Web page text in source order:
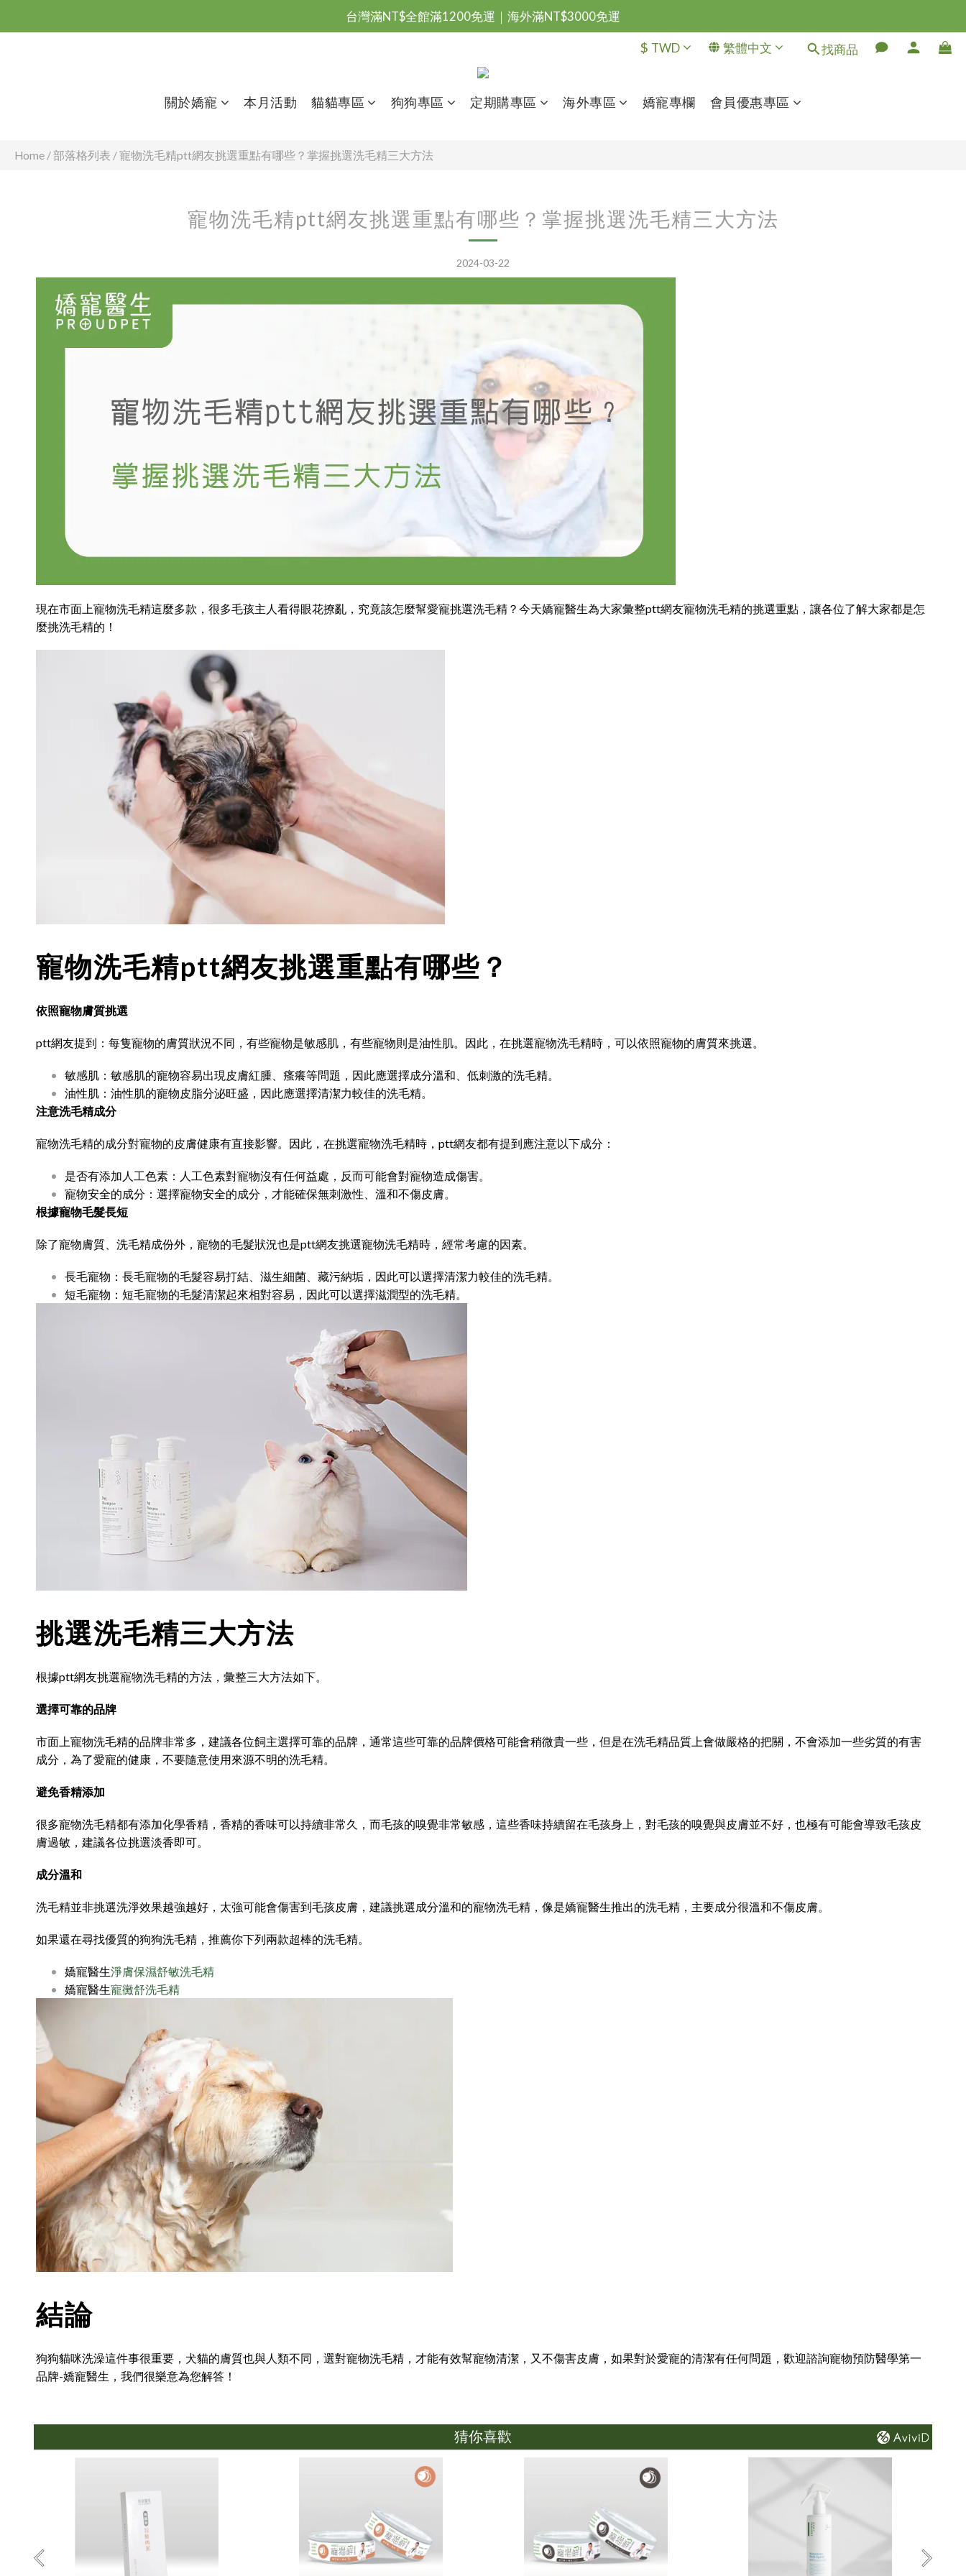
台灣滿NT$全館滿1200免運｜海外滿NT$3000免運
會員優惠專區由此進
$ TWD 繁體中文 找商品
關於嬌寵 本月活動 貓貓專區 狗狗專區 定期購專區 海外專區 嬌寵專欄 會員優惠專區
Home /部落格列表 /寵物洗毛精ptt網友挑選重點有哪些？掌握挑選洗毛精三大方法
寵物洗毛精ptt網友挑選重點有哪些？掌握挑選洗毛精三大方法
2024-03-22
現在市面上寵物洗毛精這麼多款，很多毛孩主人看得眼花撩亂，究竟該怎麼幫愛寵挑選洗毛精？今天嬌寵醫生為大家彙整ptt網友寵物洗毛精的挑選重點，讓各位了解大家都是怎
麼挑洗毛精的！
寵物洗毛精ptt網友挑選重點有哪些？
依照寵物膚質挑選
ptt網友提到：每隻寵物的膚質狀況不同，有些寵物是敏感肌，有些寵物則是油性肌。因此，在挑選寵物洗毛精時，可以依照寵物的膚質來挑選。
敏感肌：敏感肌的寵物容易出現皮膚紅腫、瘙癢等問題，因此應選擇成分溫和、低刺激的洗毛精。
油性肌：油性肌的寵物皮脂分泌旺盛，因此應選擇清潔力較佳的洗毛精。
注意洗毛精成分
寵物洗毛精的成分對寵物的皮膚健康有直接影響。因此，在挑選寵物洗毛精時，ptt網友都有提到應注意以下成分：
是否有添加人工色素：人工色素對寵物沒有任何益處，反而可能會對寵物造成傷害。
寵物安全的成分：選擇寵物安全的成分，才能確保無刺激性、溫和不傷皮膚。
根據寵物毛髮長短
除了寵物膚質、洗毛精成份外，寵物的毛髮狀況也是ptt網友挑選寵物洗毛精時，經常考慮的因素。
長毛寵物：長毛寵物的毛髮容易打結、滋生細菌、藏污納垢，因此可以選擇清潔力較佳的洗毛精。
短毛寵物：短毛寵物的毛髮清潔起來相對容易，因此可以選擇滋潤型的洗毛精。
挑選洗毛精三大方法
根據ptt網友挑選寵物洗毛精的方法，彙整三大方法如下。
選擇可靠的品牌
市面上寵物洗毛精的品牌非常多，建議各位飼主選擇可靠的品牌，通常這些可靠的品牌價格可能會稍微貴一些，但是在洗毛精品質上會做嚴格的把關，不會添加一些劣質的有害
成分，為了愛寵的健康，不要隨意使用來源不明的洗毛精。
避免香精添加
很多寵物洗毛精都有添加化學香精，香精的香味可以持續非常久，而毛孩的嗅覺非常敏感，這些香味持續留在毛孩身上，對毛孩的嗅覺與皮膚並不好，也極有可能會導致毛孩皮
膚過敏，建議各位挑選淡香即可。
成分溫和
洗毛精並非挑選洗淨效果越強越好，太強可能會傷害到毛孩皮膚，建議挑選成分溫和的寵物洗毛精，像是嬌寵醫生推出的洗毛精，主要成分很溫和不傷皮膚。
如果還在尋找優質的狗狗洗毛精，推薦你下列兩款超棒的洗毛精。
嬌寵醫生淨膚保濕舒敏洗毛精
嬌寵醫生寵黴舒洗毛精
結論
狗狗貓咪洗澡這件事很重要，犬貓的膚質也與人類不同，選對寵物洗毛精，才能有效幫寵物清潔，又不傷害皮膚，如果對於愛寵的清潔有任何問題，歡迎諮詢寵物預防醫學第一
品牌-嬌寵醫生，我們很樂意為您解答！
猜你喜歡